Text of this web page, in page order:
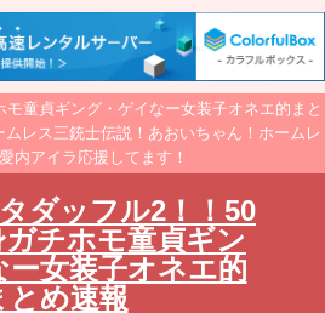
童貞ギング・ゲイなー女装子オネエ的まと
レス三銃士伝説！あおいちゃん！ホームレ
内アイラ応援してます！
ダッフル2！！50
チホモ童貞ギン
ー女装子オネエ的
とめ速報